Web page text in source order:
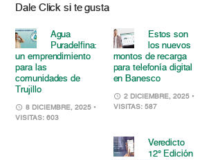
Dale Click si te gusta
Agua
Puradelfina:
un emprendimiento
para las
comunidades de
Trujillo
8 DICIEMBRE, 2025 •
VISITAS: 603
Estos son
los nuevos
montos de recarga
para telefonía digital
en Banesco
2 DICIEMBRE, 2025 •
VISITAS: 587
Veredicto
12° Edición